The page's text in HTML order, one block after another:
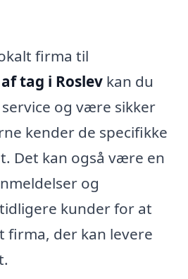
firma til
tag i Roslev kan du
og være sikker
kender de specifikke
Det kan også være en
og
kunder for at
firma, der kan levere